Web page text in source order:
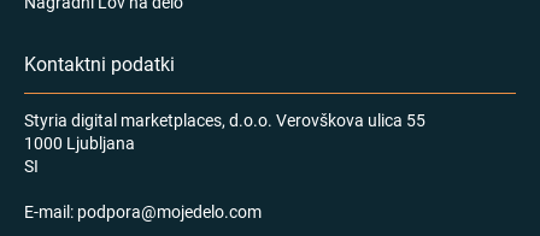
Kontaktni podatki
Styria digital marketplaces, d.o.o. Verovškova ulica 55
1000 Ljubljana
SI
E-mail: podpora@mojedelo.com